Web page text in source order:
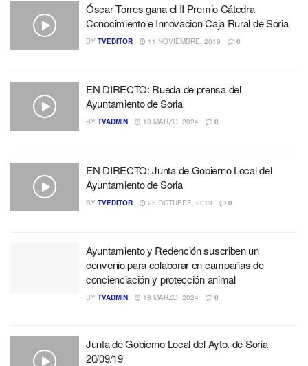
Óscar Torres gana el II Premio Cátedra
Conocimiento e Innovacion Caja Rural de Soria
BY TVEDITOR 11 NOVIEMBRE, 2019 0
EN DIRECTO: Rueda de prensa del
Ayuntamiento de Soria
BY TVADMIN 18 MARZO, 2024 0
EN DIRECTO: Junta de Gobierno Local del
Ayuntamiento de Soria
BY TVEDITOR 25 OCTUBRE, 2019 0
Ayuntamiento y Redención suscriben un
convenio para colaborar en campañas de
concienciación y protección animal
BY TVADMIN 18 MARZO, 2024 0
Junta de Gobierno Local del Ayto. de Soria
20/09/19